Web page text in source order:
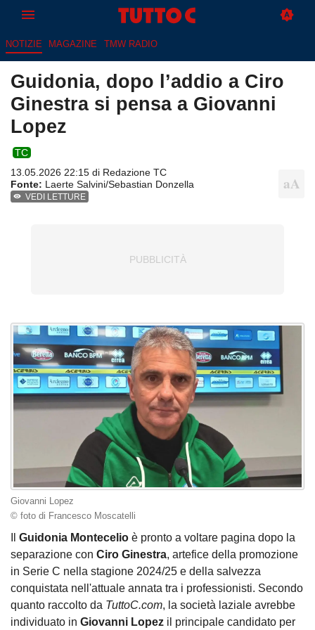
NOTIZIE MAGAZINE TMW RADIO
Guidonia, dopo l’addio a Ciro
Ginestra si pensa a Giovanni
Lopez
TC
13.05.2026 22:15 di Redazione TC
Fonte: Laerte Salvini/Sebastian Donzella
VEDI LETTURE
Giovanni Lopez
© foto di Francesco Moscatelli
Guidonia Montecelio è pronto a voltare pagina dopo la
separazione con Ciro Ginestra, artefice della promozione
in Serie C nella stagione 2024/25 e della salvezza
conquistata nell'attuale annata tra i professionisti. Secondo
quanto raccolto da TuttoC.com, la società laziale avrebbe
individuato in Giovanni Lopez il principale candidato per